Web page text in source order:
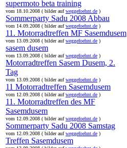
supermoto beta training
vom 18.10.2008 ( bilder aufweggefoehnt.de )
Sommerparty Sadu 2008 Abbau
vom 14.09.2008 ( bilder aufweggefoehnt.de )
11. Motorradtreffen MF Sasemdusem
vom 13.09.2008 ( bilder aufweggefoehnt.de )
sasem dusem
vom 13.09.2008 ( bilder aufweggefoehnt.de )
Motorradtreffen Sasem Dusem, 2.
Tag
vom 13.09.2008 ( bilder aufweggefoehnt.de )
11 Motorradtreffen Sasemdusem
vom 12.09.2008 ( bilder aufweggefoehnt.de )
11. Motorradtreffen des MF
Sasemdusem
vom 12.09.2008 ( bilder aufweggefoehnt.de )
Sommerparty Sadu 2008 Samstag
vom 12.09.2008 ( bilder aufweggefoehnt.de )
Treffen Sasemdusem